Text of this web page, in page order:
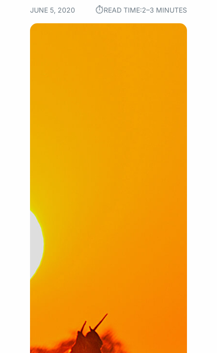
JUNE 5, 2020 ⏱︎READ TIME:2–3 MINUTES